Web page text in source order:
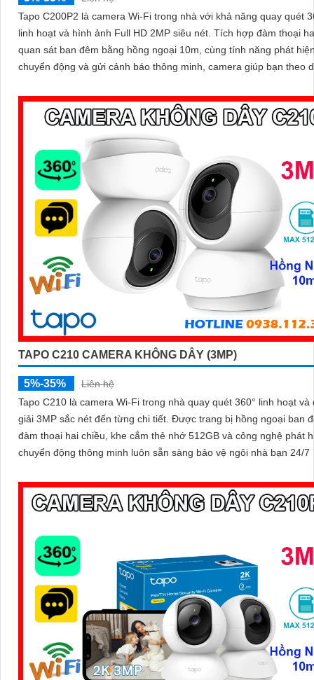
Tapo C200P2 là camera Wi-Fi trong nhà với khả năng quay quét
linh hoạt và hình ảnh Full HD 2MP siêu nét. Tích hợp đàm thoại hai chiều
quan sát ban đêm bằng hồng ngoại 10m, cùng tính năng phát
chuyển động và gửi cảnh báo thông minh, camera giúp bạn theo
TAPO C210 CAMERA KHÔNG DÂY (3MP)
5%-35%
Liên hệ
Tapo C210 là camera Wi-Fi trong nhà quay quét 360° linh hoạt và
giải 3MP sắc nét đến từng chi tiết. Được trang bị hồng ngoại ban đêm,
đàm thoại hai chiều, khe cắm thẻ nhớ 512GB và công nghệ phát
chuyển động thông minh luôn sẵn sàng bảo vệ ngôi nhà bạn 24/7